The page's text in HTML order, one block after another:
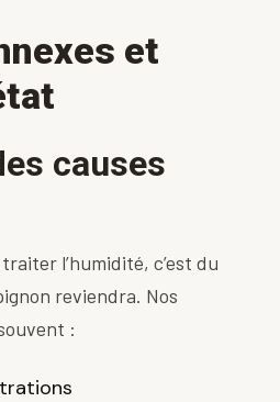
et
causes
l’humidité, c’est du
reviendra. Nos
: